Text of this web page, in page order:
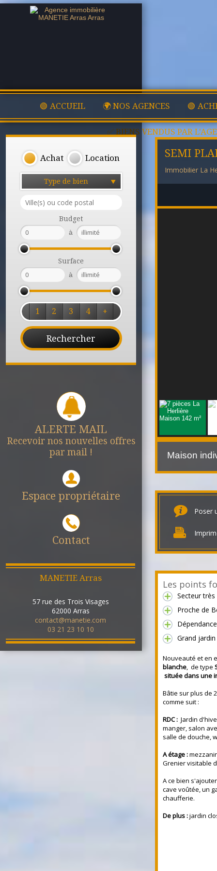
🟢 ACCUEIL 🌍 NOS AGENCES 🟢
✅ BIENS VENDUS PAR
Achat Location
Type de bien
Budget
à
Surface
à
1 2 3 4 +
ALERTE MAIL
Recevoir nos nouvelles offres
par mail !
Espace propriétaire
Contact
MANETIE Arras
57 rue des Trois Visages
62000 Arras
contact@manetie.com
03 21 23 10 10
SEMI
Immobilier La
Maison
Poser
Les points
Secteur
Proche de
Grand jardin
Nouveauté et en
blanche, de type
situéedans une
Bâtie sur plus de
comme suit :
RDC : Jardin
manger, salon
salle de douche,
A étage :
Grenier visitable
A ce bien
cave voûtée, un
chaufferie.
De plus :jardin